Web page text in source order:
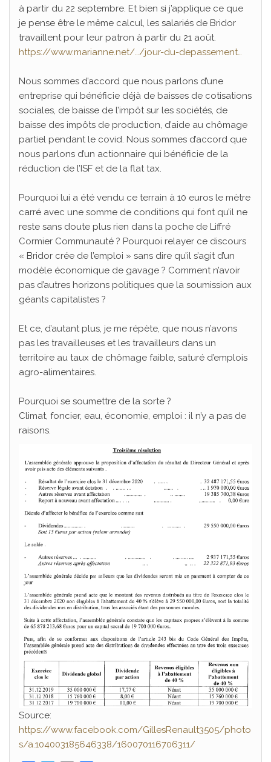
à partir du 22 septembre. Et bien si j’applique ce que
je pense être le même calcul, les salariés de Bridor
travaillent pour leur patron à partir du 21 août.
https://www.marianne.net/…/jour-du-depassement…
Nous sommes d’accord que nous parlons d’une
entreprise qui bénéficie déjà de baisses de cotisations
sociales, de baisse de l’impôt sur les sociétés, de
baisse des impôts de production, d’aide au chômage
partiel pendant le covid. Nous sommes d’accord que
nous parlons d’un actionnaire qui bénéficie de la
réduction de l’ISF et de la flat tax.
Pourquoi lui a été vendu ce terrain à 10 euros le mètre
carré avec une somme de conditions qui font qu’il ne
reste sans doute plus rien dans la poche de Liffré
Cormier Communauté ? Pourquoi relayer ce discours
« Bridor crée de l’emploi » sans dire qu’il s’agit d’un
modèle économique de gavage ? Comment n’avoir
pas d’autres horizons politiques que la soumission aux
géants capitalistes ?
Et ce, d’autant plus, je me répète, que nous n’avons
pas les travailleuses et les travailleurs dans un
territoire au taux de chômage faible, saturé d’emplois
agro-alimentaires.
Pourquoi se soumettre de la sorte ?
Climat, foncier, eau, économie, emploi : il n’y a pas de
raisons.
Source:
https://www.facebook.com/GillesRenault3505/photo
s/a.104003185646338/160070116706311/